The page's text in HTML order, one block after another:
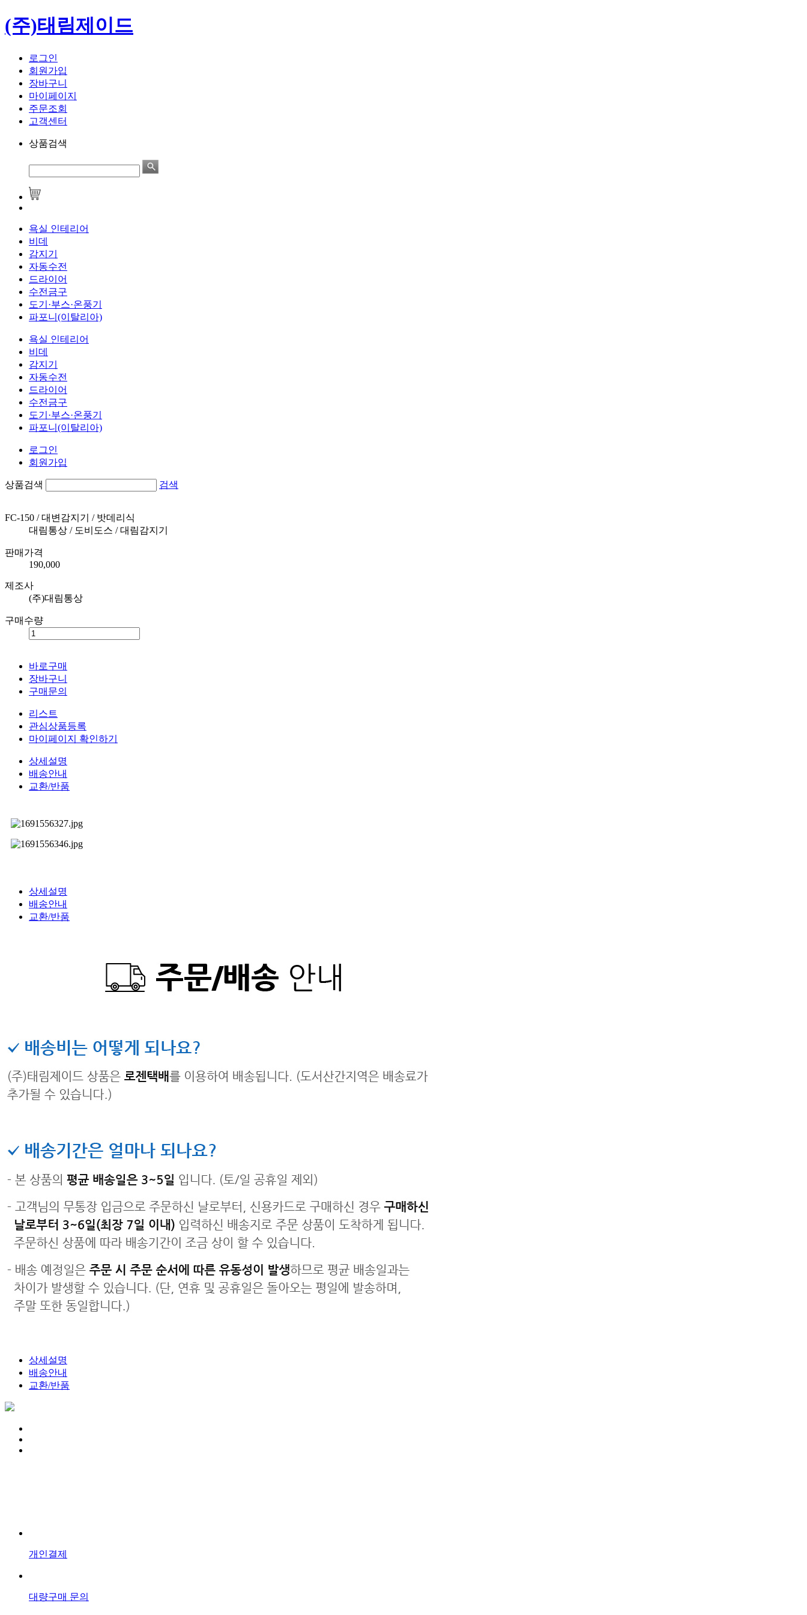
(주)태림제이드
로그인
회원가입
장바구니
마이페이지
주문조회
고객센터
상품검색
욕실 인테리어
비데
감지기
자동수전
드라이어
수전금구
도기·부스·온풍기
파포니(이탈리아)
욕실 인테리어
비데
감지기
자동수전
드라이어
수전금구
도기·부스·온풍기
파포니(이탈리아)
로그인
회원가입
상품검색 검색
FC-150 / 대변감지기 / 밧데리식
대림통상 / 도비도스 / 대림감지기
판매가격
190,000
제조사
(주)대림통상
구매수량
바로구매
장바구니
구매문의
리스트
관심상품등록
마이페이지 확인하기
상세설명
배송안내
교환/반품
상세설명
배송안내
교환/반품
상세설명
배송안내
교환/반품
개인결제
대량구매 문의